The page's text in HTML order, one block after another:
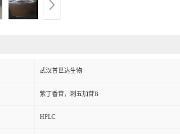
武汉普世达生物
紫丁香苷，刺五加苷B
HPLC